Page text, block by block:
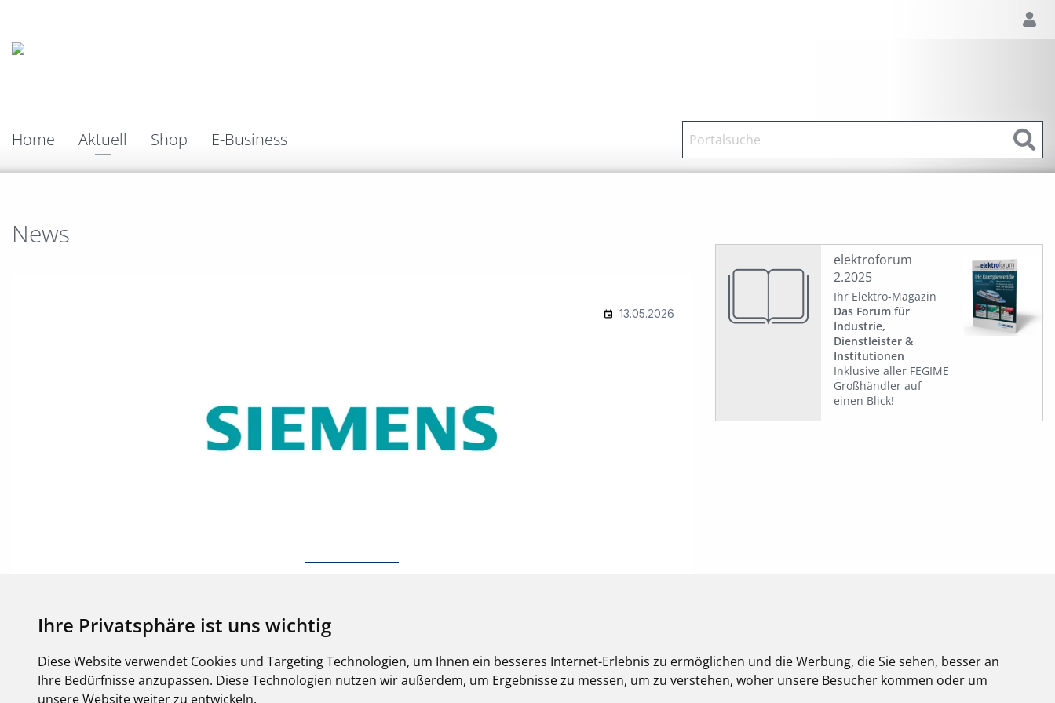
Ihre Privatsphäre ist uns wichtig
Diese Website verwendet Cookies und Targeting Technologien, um Ihnen ein besseres Internet-Erlebnis zu ermöglichen und die Werbung, die Sie sehen, besser an
Ihre Bedürfnisse anzupassen. Diese Technologien nutzen wir außerdem, um Ergebnisse zu messen, um zu verstehen, woher unsere Besucher kommen oder um
unsere Website weiter zu entwickeln.
Home Aktuell Shop E-Business
News
elektroforum
2.2025
Ihr Elektro-Magazin
Das Forum für
Industrie,
Dienstleister &
Institutionen
Inklusive aller FEGIME
Großhändler auf
einen Blick!